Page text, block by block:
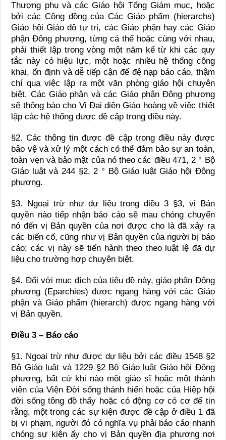
Thượng phụ và các Giáo hội Tổng Giám mục, hoặc
bởi các Công đồng của Các Giáo phẩm (hierarchs)
Giáo hội Giáo đô tự trị, các Giáo phận hay các Giáo
phận Đông phương, từng cá thể hoặc cùng với nhau,
phải thiết lập trong vòng một năm kể từ khi các quy
tắc này có hiệu lực, một hoặc nhiều hệ thống công
khai, ổn định và dễ tiếp cận để đệ nạp báo cáo, thậm
chí qua việc lập ra một văn phòng giáo hội chuyên
biệt. Các Giáo phận và các Giáo phận Đông phương
sẽ thông báo cho Vị Đại diện Giáo hoàng về việc thiết
lập các hệ thống được đề cập trong điều này.
§2. Các thông tin được đề cập trong điều này được
bảo vệ và xử lý một cách có thể đảm bảo sự an toàn,
toàn vẹn và bảo mật của nó theo các điều 471, 2 ° Bộ
Giáo luật và 244 §2, 2 ° Bộ Giáo luật Giáo hội Đông
phương.
§3. Ngoại trừ như dự liệu trong điều 3 §3, vị Bản
quyền nào tiếp nhận báo cáo sẽ mau chóng chuyển
nó đến vị Bản quyền của nơi được cho là đã xảy ra
các biến cố, cũng như vị Bản quyền của người bị báo
cáo; các vị này sẽ tiến hành theo theo luật lệ đã dự
liệu cho trường hợp chuyên biệt.
§4. Đối với mục đích của tiêu đề này, giáo phận Đông
phương (Eparchies) được ngang hàng với các Giáo
phận và Giáo phẩm (hierarch) được ngang hàng với
vị Bản quyền.
Điều 3 – Báo cáo
§1. Ngoại trừ như được dự liệu bởi các điều 1548 §2
Bộ Giáo luật và 1229 §2 Bộ Giáo luật Giáo hội Đông
phương, bất cứ khi nào một giáo sĩ hoặc một thành
viên của Viện Đời sống thánh hiến hoặc của Hiệp hội
đời sống tông đồ thấy hoặc có động cơ có cơ để tin
rằng, một trong các sự kiện được đề cập ở điều 1 đã
bị vi phạm, người đó có nghĩa vụ phải báo cáo nhanh
chóng sự kiện ấy cho vị Bản quyền địa phương nơi